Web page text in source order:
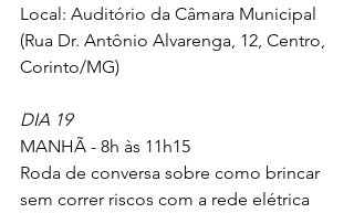
Local: Auditório da Câmara Municipal
(Rua Dr. Antônio Alvarenga, 12, Centro,
Corinto/MG)
DIA 19
MANHÃ - 8h às 11h15
Roda de conversa sobre como brincar
sem correr riscos com a rede elétrica